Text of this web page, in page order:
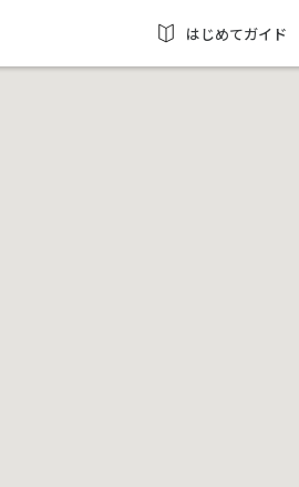
はじめてガイド